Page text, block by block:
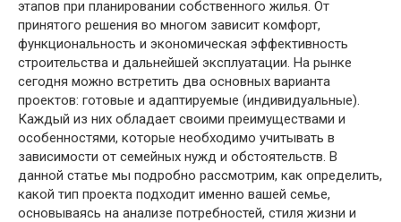
этапов при планировании собственного жилья. От
принятого решения во многом зависит комфорт,
функциональность и экономическая эффективность
строительства и дальнейшей эксплуатации. На рынке
сегодня можно встретить два основных варианта
проектов: готовые и адаптируемые (индивидуальные).
Каждый из них обладает своими преимуществами и
особенностями, которые необходимо учитывать в
зависимости от семейных нужд и обстоятельств. В
данной статье мы подробно рассмотрим, как определить,
какой тип проекта подходит именно вашей семье,
основываясь на анализе потребностей, стиля жизни и